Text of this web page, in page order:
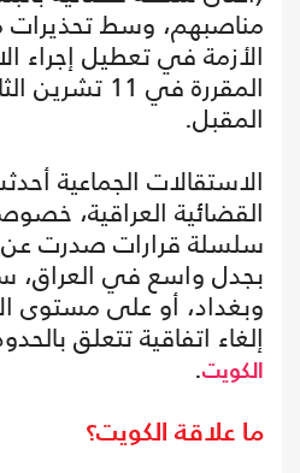
مناصبهم، وسط
الأزمة في تعطيل إجراء
المقررة في 11
المقبل.
الاستقالات الجماعية
القضائية العراقية،
سلسلة قرارات صدرت
بجدل واسع في العراق،
وبغداد، أو على مستوى
إلغاء اتفاقية تتعلق
الكويت.
ما علاقة الكويت؟